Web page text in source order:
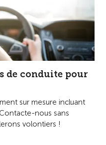
de conduite pour
sur mesure incluant
nous sans
volontiers !